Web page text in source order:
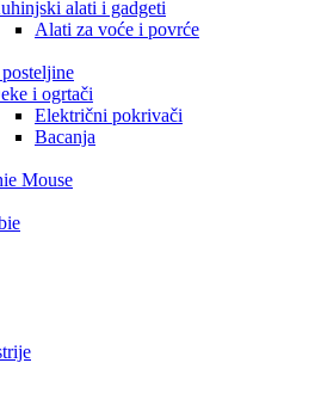
alati i gadgeti
Alati za voće i povrće
i ogrtači
Električni pokrivači
Bacanja
Mouse